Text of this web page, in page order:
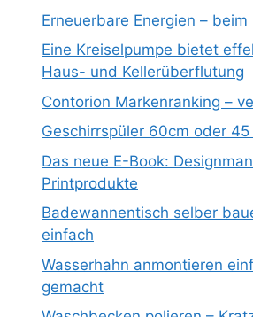
Erneuerbare Energien – beim
Eine Kreiselpumpe bietet
Haus- und Kellerüberflutung
Contorion Markenranking –
Geschirrspüler 60cm oder 45
Das neue E-Book:
Printprodukte
Badewannentisch selber
einfach
Wasserhahn anmontieren
gemacht